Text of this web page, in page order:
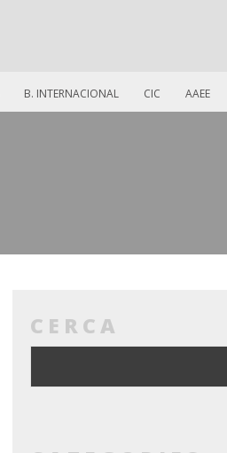
B. INTERNACIONAL CIC AAEE
CERCA